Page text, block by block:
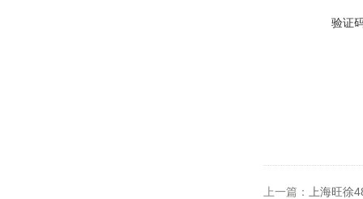
验证
上一篇：
上海旺徐